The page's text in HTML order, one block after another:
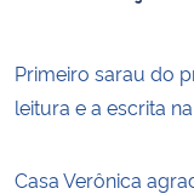
Primeiro sarau do
leitura e a escrita
Casa Verônica